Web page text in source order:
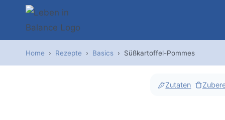
Home › Rezepte › Basics › Süßkartoffel-Pommes
Zutaten